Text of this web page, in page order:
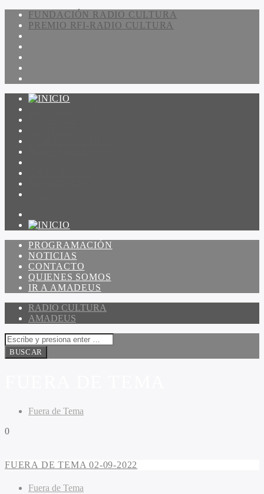
FUNDACIÓN RADIO CULTURA
PREMIO RFI-RADIO CULTURA
PROGRAMACIÓN
NOTICIAS
CONTACTO
QUIENES SOMOS
IR A AMADEUS
RADIO CULTURA
AMADEUS
Fuera de Tema
0
FUERA DE TEMA 02-09-2022
Fuera de Tema